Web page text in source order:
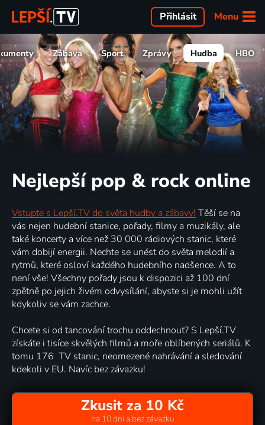
Menu
Přihlásit
Zábava Sport Zprávy Hudba HBO
Nejlepší pop & rock online
Vstupte s Lepší.TV do světa hudby a zábavy! Těší se na
vás nejen hudební stanice, pořady, filmy a muzikály, ale
také koncerty a více než 30 000 rádiových stanic, které
vám dobijí energii. Nechte se unést do světa melodií a
rytmů, které osloví každého hudebního nadšence. A to
není vše! Všechny pořady jsou k dispozici až 100 dní
zpětně po jejich živém odvysílání, abyste si je mohli užít
kdykoliv se vám zachce.
Chcete si od tancování trochu oddechnout? S Lepší.TV
získáte i tisíce skvělých filmů a moře oblíbených seriálů. K
tomu 176 TV stanic, neomezené nahrávání a sledování
kdekoli v EU. Navíc bez závazku!
Zkusit za 10 Kč
na 10 dní a bez závazku